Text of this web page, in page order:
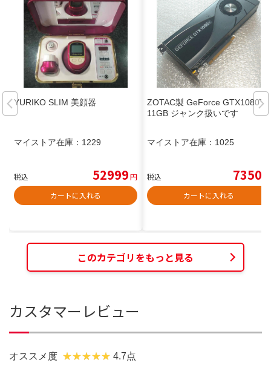
YURIKO SLIM 美顔器
マイストア在庫： 1229
税込 52999円
カートに入れる
ZOTAC製 GeForce GTX1080Ti
11GB ジャンク扱いです
マイストア在庫： 1025
税込 7350
カートに入れる
このカテゴリをもっと見る
カスタマーレビュー
オススメ度 4.7点